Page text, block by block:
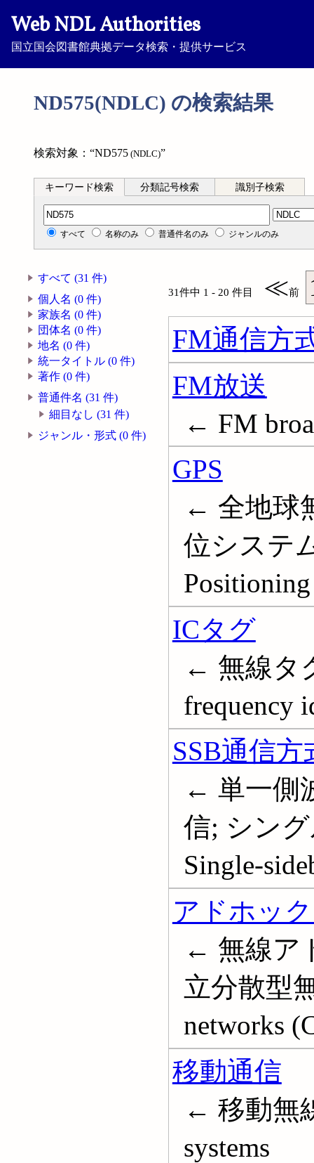
Web NDL Authorities
国立国会図書館典拠データ検索・提供サービス
ND575(NDLC) の検索結果
検索対象：“ND575 (NDLC)”
キーワード検索 分類記号検索 識別子検索
分類記号検索
すべて 名称のみ 普通件名のみ ジャンルのみ
すべて (31 件)
個人名 (0 件)
家族名 (0 件)
団体名 (0 件)
地名 (0 件)
統一タイトル (0 件)
著作 (0 件)
普通件名 (31 件)
細目なし (31 件)
ジャンル・形式 (0 件)
31件中 1 - 20 件目 ≪前
FM通信方
FM放送
← FM
GPS
← 全地球
位システ
ICタグ
← 無線タ
frequency
SSB通信方
← 単一側
信; シン
Single-
アドホッ
← 無線ア
立分散型
networks
移動通信
← 移動無
systems